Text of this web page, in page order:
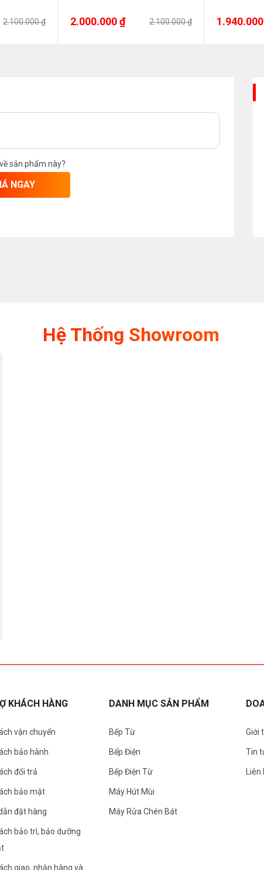
2.100.000 ₫ 2.000.000 ₫ 2.100.000 ₫
sản phẩm này?
NGAY
Hệ Thống Showroom
KHÁCH HÀNG
vận chuyển
bảo hành
đổi trả
bảo mật
đặt hàng
bảo trì, bảo dưỡng
giao, nhận hàng và
DANH MỤC SẢN PHẨM
Bếp Từ
Bếp Điện
Bếp Điện Từ
Máy Hút Mùi
Máy Rửa Chén Bát
Giới
Tin
Liên